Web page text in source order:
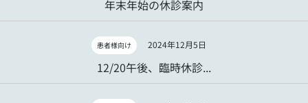
年末年始の休診案内
2024年12月5日
患者様向け
12/20午後、臨時休診...